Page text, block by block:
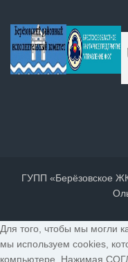
ГУПП «Берёзовское
Для того, чтобы мы могли
мы используем cookies,
компьютере. Нажимая